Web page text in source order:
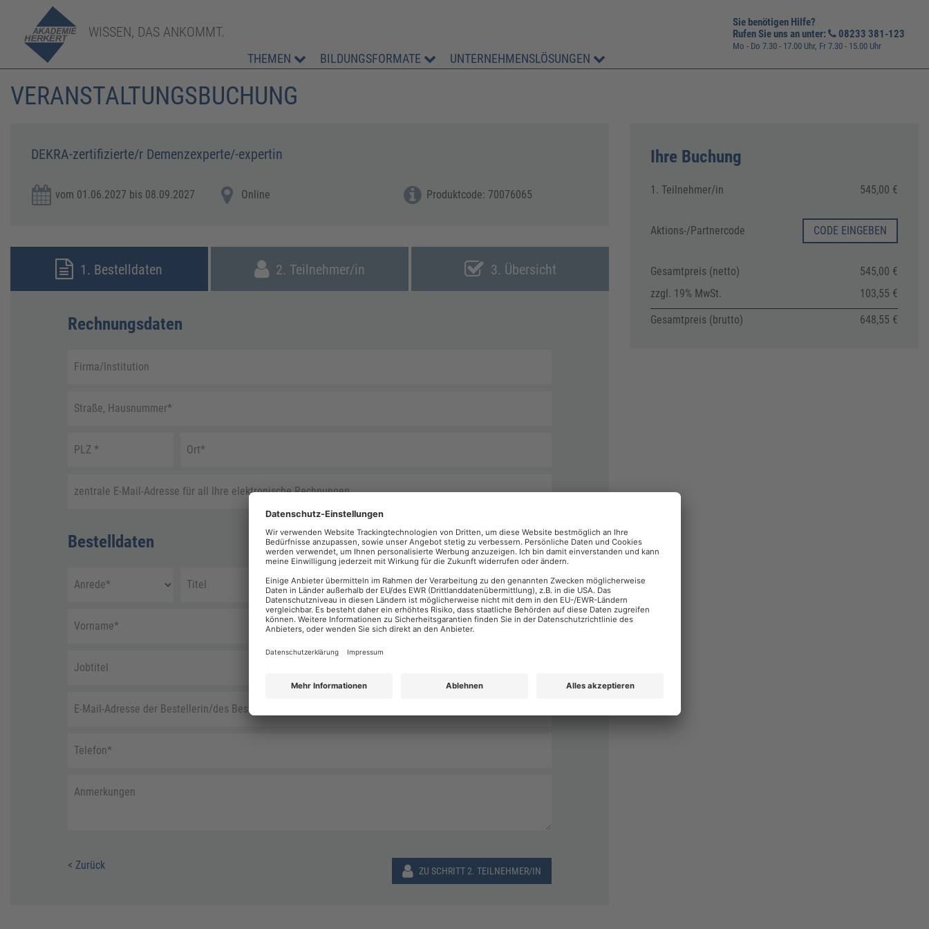
WISSEN, DAS ANKOMMT.
THEMEN BILDUNGSFORMATE UNTERNEHMENSLÖSUNGEN
Sie benötigen Hilfe?
Rufen Sie uns an unter:
08233 381-123
Mo - Do 7.30 - 17.00 Uhr, Fr 7.30 - 15.00 Uhr
VERANSTALTUNGSBUCHUNG
DEKRA-zertifizierte/r Demenzexperte/-expertin
vom 01.06.2027 bis 08.09.2027 Online Produktcode: 70076065
1. Bestelldaten 2. Teilnehmer/in 3. Übersicht
Rechnungsdaten
Firma/Institution
Straße, Hausnummer*
PLZ * Ort*
zentrale E-Mail-Adresse für all Ihre elektronische Rechnungen
Bestelldaten
Anrede* Titel
Vorname* Nachname*
Jobtitel
E-Mail-Adresse der Bestellerin/des Bestellers
Telefon*
Anmerkungen
< Zurück ZU SCHRITT 2. TEILNEHMER/IN
Ihre Buchung
1. Teilnehmer/in 545,00 €
Aktions-/Partnercode CODE EINGEBEN
Gesamtpreis (netto)
545,00 €
zzgl. 19% MwSt.
103,55 €
Gesamtpreis (brutto)
648,55 €